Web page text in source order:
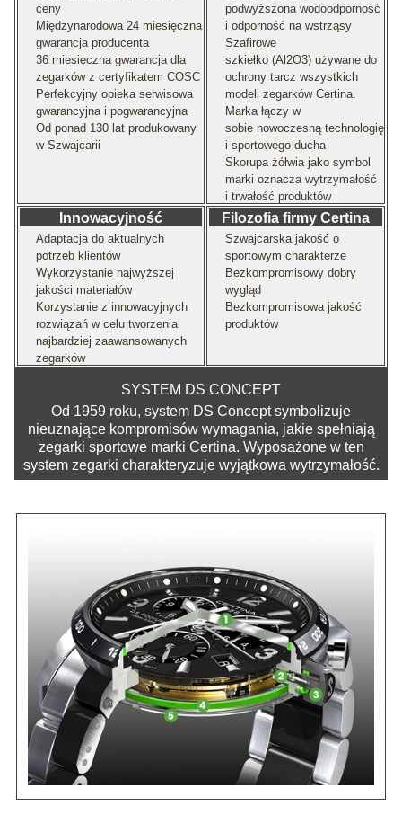
ceny
Międzynarodowa 24 miesięczna
gwarancja producenta
36 miesięczna gwarancja dla
zegarków z certyfikatem COSC
Perfekcyjny opieka serwisowa
gwarancyjna i pogwarancyjna
Od ponad 130 lat produkowany
w Szwajcarii
podwyższona wodoodporność
i odporność na wstrząsy
Szafirowe
szkiełko (Al2O3) używane do
ochrony tarcz wszystkich
modeli zegarków Certina.
Marka łączy w
sobie nowoczesną technologię
i sportowego ducha
Skorupa żółwia jako symbol
marki oznacza wytrzymałość
i trwałość produktów
Innowacyjność
Adaptacja do aktualnych
potrzeb klientów
Wykorzystanie najwyższej
jakości materiałów
Korzystanie z innowacyjnych
rozwiązań w celu tworzenia
najbardziej zaawansowanych
zegarków
Filozofia firmy Certina
Szwajcarska jakość o
sportowym charakterze
Bezkompromisowy dobry
wygląd
Bezkompromisowa jakość
produktów
SYSTEM DS CONCEPT
Od 1959 roku, system DS Concept symbolizuje
nieuznające kompromisów wymagania, jakie spełniają
zegarki sportowe marki Certina. Wyposażone w ten
system zegarki charakteryzuje wyjątkowa wytrzymałość.